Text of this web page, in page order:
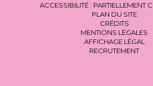
ACCESSIBILITÉ : PARTIELLEMENT
PLAN DU SITE
CRÉDITS
MENTIONS LÉGALES
AFFICHAGE LÉGAL
RECRUTEMENT